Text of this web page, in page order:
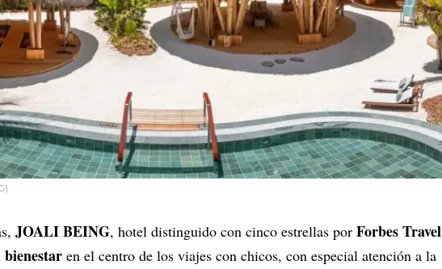
JOALI BEING, hotel distinguido con cinco estrellas por Forbes Travel
bienestar en el centro de los viajes con chicos, con especial atención a la